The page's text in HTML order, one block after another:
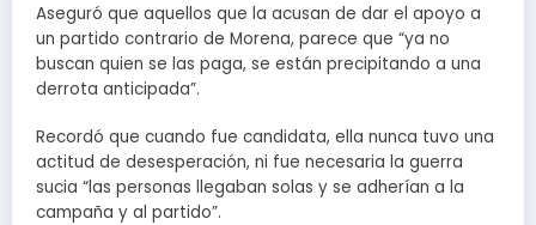
Aseguró que aquellos que la acusan de dar el apoyo a
un partido contrario de Morena, parece que “ya no
buscan quien se las paga, se están precipitando a una
derrota anticipada”.
Recordó que cuando fue candidata, ella nunca tuvo una
actitud de desesperación, ni fue necesaria la guerra
sucia “las personas llegaban solas y se adherían a la
campaña y al partido”.